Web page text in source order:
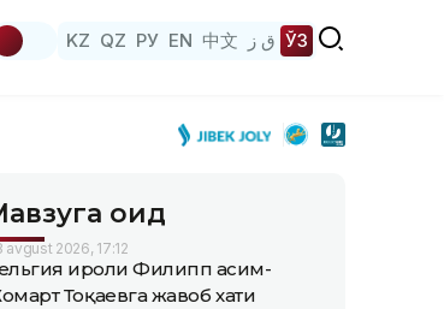
KZ QZ РУ EN 中文 ق ز ЎЗ
оид
avgust 2026, 17:12
Қироли Филипп Қасим-
Тоқаевга жавоб хати